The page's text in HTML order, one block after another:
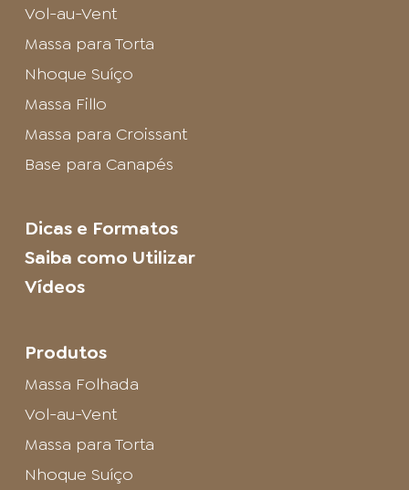
Vol-au-Vent
Massa para Torta
Nhoque Suíço
Massa Fillo
Massa para Croissant
Base para Canapés
Dicas e Formatos
Saiba como Utilizar
Vídeos
Produtos
Massa Folhada
Vol-au-Vent
Massa para Torta
Nhoque Suíço